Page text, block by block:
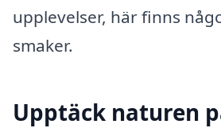
upplevelser, här finns
smaker.
Upptäck naturen